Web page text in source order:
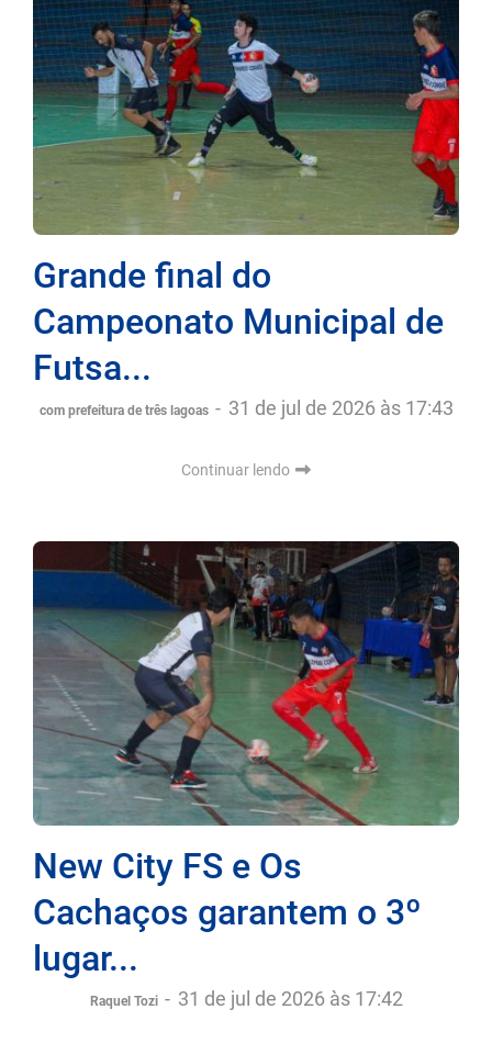
Grande final do
Campeonato Municipal de
Futsa...
com prefeitura de três lagoas - 31 de jul de 2026 às 17:43
Continuar lendo
New City FS e Os
Cachaços garantem o 3º
lugar...
Raquel Tozi - 31 de jul de 2026 às 17:42